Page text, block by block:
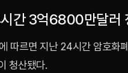
간 3억6800만달러
따르면 지난 24시간 암호화
청산됐다.